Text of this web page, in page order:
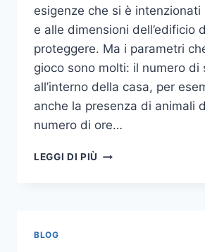
esigenze che si è
e alle dimensioni dell’edificio
proteggere. Ma i parametri
gioco sono molti: il numero di
all’interno della casa, per
anche la presenza di animali
numero di ore…
LEGGI DI PIÙ COME
BLOG